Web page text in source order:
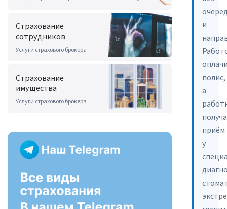
Страхование
сотрудников
Услуги страхового брокера
Страхование
имущества
Услуги страхового брокера
и
полис,
а
приём
у